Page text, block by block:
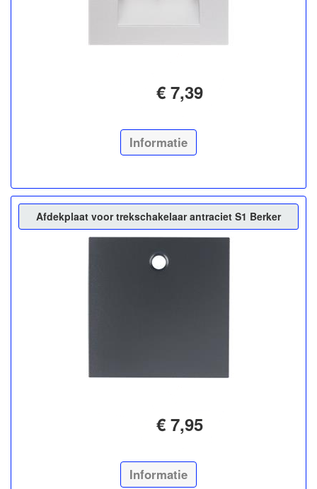
€ 7,39
Informatie
Afdekplaat voor trekschakelaar antraciet S1 Berker
€ 7,95
Informatie